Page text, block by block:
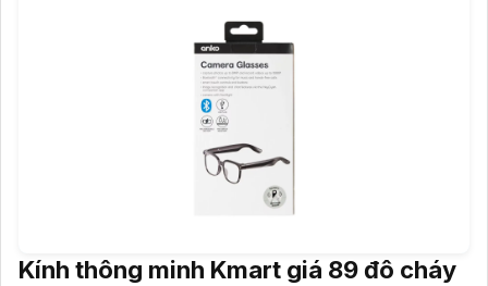
Kính thông minh Kmart giá 89 đô cháy